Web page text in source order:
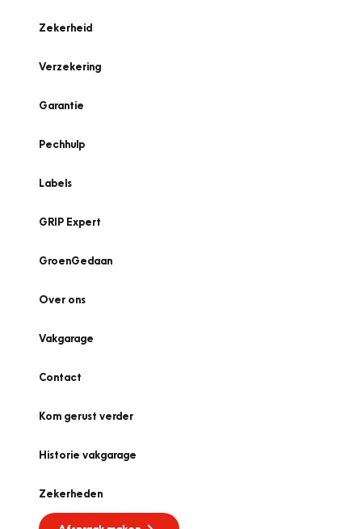
Zekerheid
Verzekering
Garantie
Pechhulp
Labels
GRIP Expert
GroenGedaan
Over ons
Vakgarage
Contact
Kom gerust verder
Historie vakgarage
Zekerheden